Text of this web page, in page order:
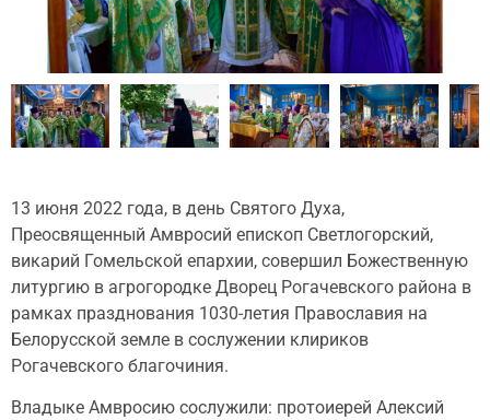
13 июня 2022 года, в день Святого Духа,
Преосвященный Амвросий епископ Светлогорский,
викарий Гомельской епархии, совершил Божественную
литургию в агрогородке Дворец Рогачевского района в
рамках празднования 1030-летия Православия на
Белорусской земле в сослужении клириков
Рогачевского благочиния.
Владыке Амвросию сослужили: протоиерей Алексий